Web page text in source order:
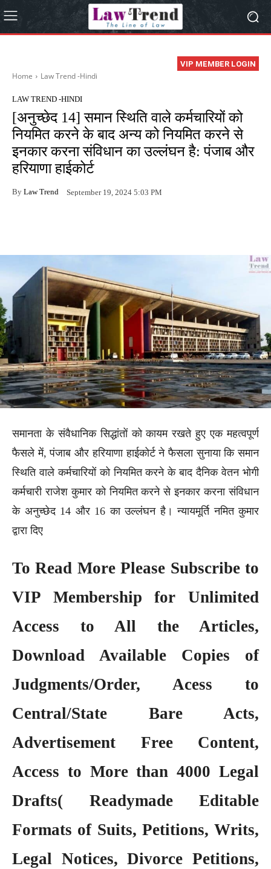
VIP MEMBER LOGIN
Home Law Trend -Hindi
LAW TREND -HINDI
[अनुच्छेद 14] समान स्थिति वाले कर्मचारियों को
नियमित करने के बाद अन्य को नियमित करने से
इनकार करना संविधान का उल्लंघन है: पंजाब और
हरियाणा हाईकोर्ट
By Law Trend September 19, 2024 5:03 PM
समानता के संवैधानिक सिद्धांतों को कायम रखते हुए एक महत्वपूर्ण
फैसले में, पंजाब और हरियाणा हाईकोर्ट ने फैसला सुनाया कि समान
स्थिति वाले कर्मचारियों को नियमित करने के बाद दैनिक वेतन भोगी
कर्मचारी राजेश कुमार को नियमित करने से इनकार करना संविधान
के अनुच्छेद 14 और 16 का उल्लंघन है। न्यायमूर्ति नमित कुमार
द्वारा दिए
To Read More Please Subscribe to
VIP Membershipfor Unlimited
Access to All the Articles,
Download Available Copies of
Judgments/Order, Acess to
Central/State Bare Acts,
Advertisement Free Content,
Access to More than 4000 Legal
Drafts( Readymade Editable
Formats of Suits, Petitions, Writs,
Legal Notices, Divorce Petitions,